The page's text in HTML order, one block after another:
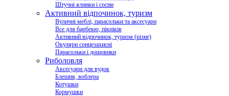
Штучні ялинки і сосни
Активний відпочинок, туризм
Вуличні меблі, парасольки та аксесуари
Все для барбекю, пікніків
Активний відпочинок, туризм (різне)
Окуляри сонцезахисні
Парасольки і дощовики
Риболовля
Аксесуари для вудок
Блешня, воблера
Котушки
Кормушки